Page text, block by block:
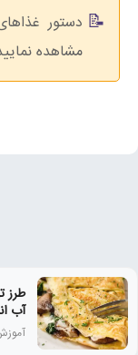
دستور
مشاهده
طرز
آب